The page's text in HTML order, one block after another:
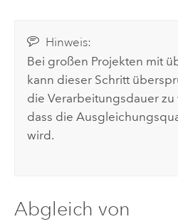
Hinweis:
Bei großen Projekten mit
kann dieser Schritt
die Verarbeitungsdauer zu
dass die
wird.
Abgleich von